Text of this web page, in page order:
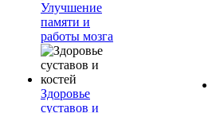
Улучшение
памяти и
работы мозга
Здоровье
суставов и